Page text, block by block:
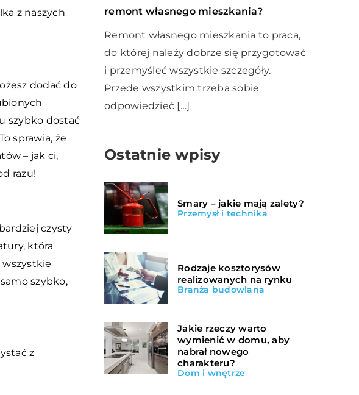
z naszych
dodać do
szybko dostać
sprawia, że
– jak ci,
razu!
czysty
która
wszystkie
szybko,
z
remont własnego mieszkania?
Remont własnego mieszkania to praca,
do której należy dobrze się przygotować
i przemyśleć wszystkie szczegóły.
Przede wszystkim trzeba sobie
odpowiedzieć […]
Ostatnie wpisy
Smary – jakie mają zalety?
Przemysł i technika
Rodzaje kosztorysów
realizowanych na rynku
Branża budowlana
Jakie rzeczy warto
wymienić w domu, aby
nabrał nowego
charakteru?
Dom i wnętrze